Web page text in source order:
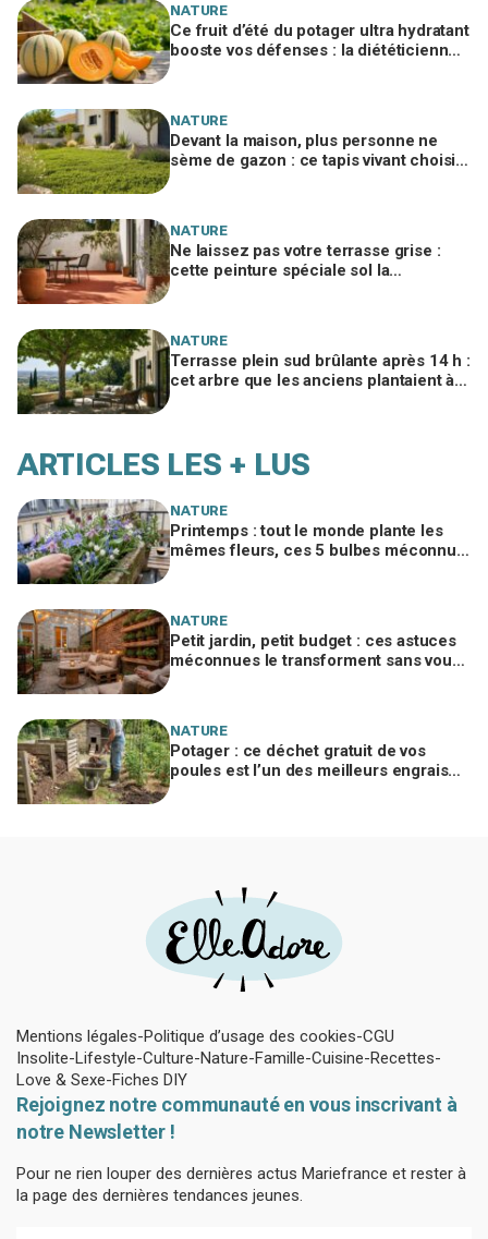
NATURE
Ce fruit d’été du potager ultra hydratant
booste vos défenses : la diététicienne
NATURE
Devant la maison, plus personne ne
sème de gazon : ce tapis vivant choisi
NATURE
Ne laissez pas votre terrasse grise :
cette peinture spéciale sol la
NATURE
Terrasse plein sud brûlante après 14 h :
cet arbre que les anciens plantaient à 3
ARTICLES LES + LUS
NATURE
Printemps : tout le monde plante les
mêmes fleurs, ces 5 bulbes méconnus
NATURE
Petit jardin, petit budget : ces astuces
méconnues le transforment sans vous
NATURE
Potager : ce déchet gratuit de vos
poules est l’un des meilleurs engrais
Mentions légales Politique d’usage des cookies CGU
Insolite Lifestyle Culture Nature Famille Cuisine Recettes
Love & Sexe Fiches DIY
Rejoignez notre communauté en vous inscrivant à
notre Newsletter !
Pour ne rien louper des dernières actus Mariefrance et rester à
la page des dernières tendances jeunes.